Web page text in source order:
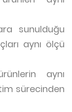
sunulduğu
aynı ölçü
aynı
sürecinden